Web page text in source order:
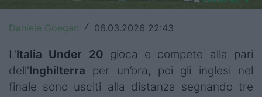
Champions Cup
Challenge Cup
World Rugby
Rugby World Cup
Daniele Goegan / 06.03.2026 22:43
L'Italia Under 20 gioca e compete alla pari
dell'Inghilterra per un’ora, poi gli inglesi nel
finale sono usciti alla distanza segnando tre